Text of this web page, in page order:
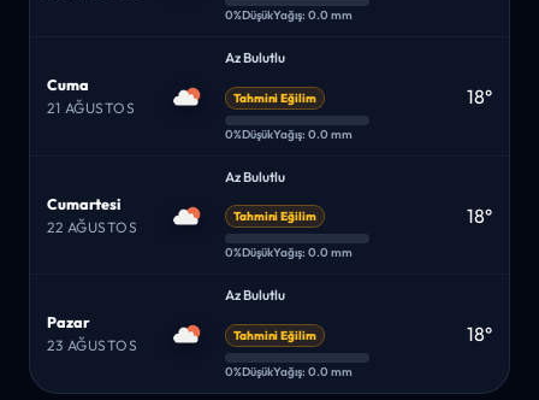
0%DüşükYağış: 0.0 mm
Cuma
21 AĞUSTOS
Az Bulutlu
Tahmini Eğilim
0%DüşükYağış: 0.0 mm
18°
Cumartesi
22 AĞUSTOS
Az Bulutlu
Tahmini Eğilim
0%DüşükYağış: 0.0 mm
18°
Pazar
23 AĞUSTOS
Az Bulutlu
Tahmini Eğilim
0%DüşükYağış: 0.0 mm
18°